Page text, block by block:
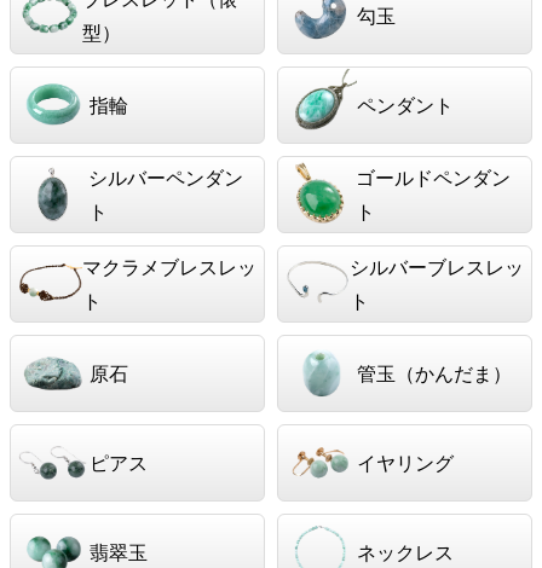
型）
勾玉
指輪 ペンダント
シルバーペンダン
ト
ゴールドペンダン
ト
マクラメブレスレッ
ト
シルバーブレスレッ
ト
原石 管玉（かんだま）
ピアス イヤリング
翡翠玉 ネックレス